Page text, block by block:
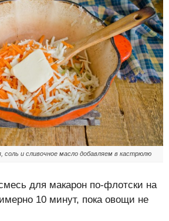
соль и сливочное масло добавляем в кастрюлю
для макарон по-флотски на
10 минут, пока овощи не